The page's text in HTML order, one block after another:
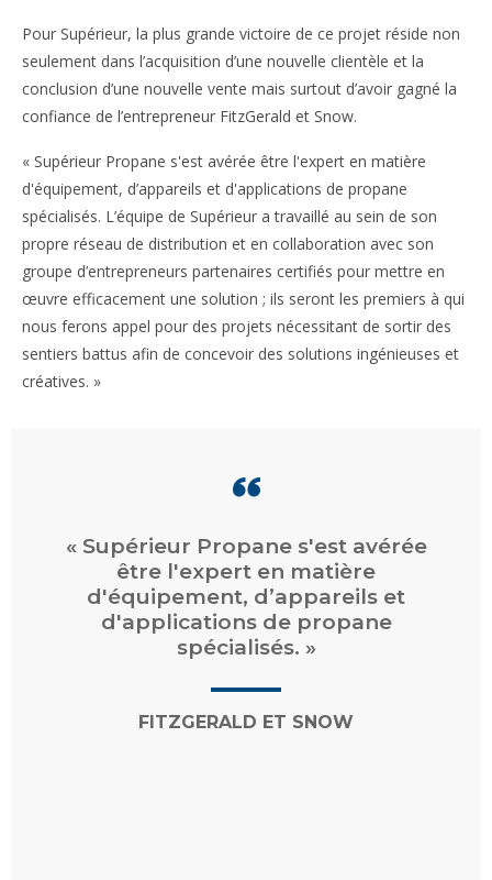
Pour Supérieur, la plus grande victoire de ce projet réside non
seulement dans l’acquisition d’une nouvelle clientèle et la
conclusion d’une nouvelle vente mais surtout d’avoir gagné la
confiance de l’entrepreneur FitzGerald et Snow.
« Supérieur Propane s'est avérée être l'expert en matière
d'équipement, d’appareils et d'applications de propane
spécialisés. L’équipe de Supérieur a travaillé au sein de son
propre réseau de distribution et en collaboration avec son
groupe d’entrepreneurs partenaires certifiés pour mettre en
œuvre efficacement une solution ; ils seront les premiers à qui
nous ferons appel pour des projets nécessitant de sortir des
sentiers battus afin de concevoir des solutions ingénieuses et
créatives. »
« Supérieur Propane s'est avérée
être l'expert en matière
d'équipement, d’appareils et
d'applications de propane
spécialisés. »
FITZGERALD ET SNOW